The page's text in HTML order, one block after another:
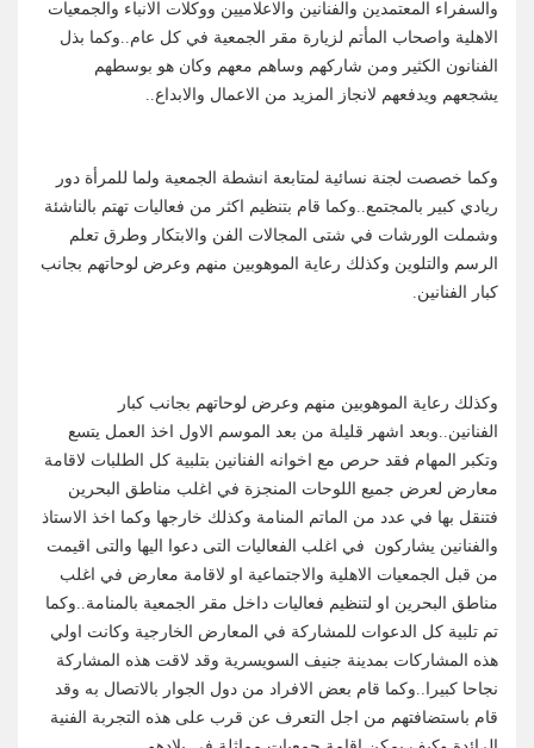
والسفراء المعتمدين والفنانين والاعلاميين ووكلات الانباء والجمعيات
الاهلية واصحاب المأتم لزيارة مقر الجمعية في كل عام..وكما بذل
الفنانون الكثير ومن شاركهم وساهم معهم وكان هو بوسطهم
يشجعهم ويدفعهم لانجاز المزيد من الاعمال والابداع..
وكما خصصت لجنة نسائية لمتابعة انشطة الجمعية ولما للمرأة دور
ريادي كبير بالمجتمع..وكما قام بتنظيم اكثر من فعاليات تهتم بالناشئة
وشملت الورشات في شتى المجالات الفن والابتكار وطرق تعلم
الرسم والتلوين وكذلك رعاية الموهوبين منهم وعرض لوحاتهم بجانب
كبار الفنانين.
وكذلك رعاية الموهوبين منهم وعرض لوحاتهم بجانب كبار
الفنانين..وبعد اشهر قليلة من بعد الموسم الاول اخذ العمل يتسع
وتكبر المهام فقد حرص مع اخوانه الفنانين بتلبية كل الطلبات لاقامة
معارض لعرض جميع اللوحات المنجزة في اغلب مناطق البحرين
فتنقل بها في عدد من الماتم المنامة وكذلك خارجها وكما اخذ الاستاذ
والفنانين يشاركون في اغلب الفعاليات التى دعوا اليها والتى اقيمت
من قبل الجمعيات الاهلية والاجتماعية او لاقامة معارض في اغلب
مناطق البحرين او لتنظيم فعاليات داخل مقر الجمعية بالمنامة..وكما
تم تلبية كل الدعوات للمشاركة في المعارض الخارجية وكانت اولي
هذه المشاركات بمدينة جنيف السويسرية وقد لاقت هذه المشاركة
نجاحا كبيرا..وكما قام بعض الافراد من دول الجوار بالاتصال به وقد
قام باستضافتهم من اجل التعرف عن قرب على هذه التجربة الفنية